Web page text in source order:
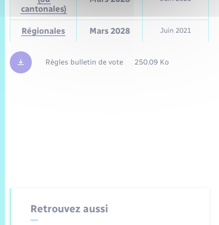
cantonales)
Régionales Mars 2028 Juin 2021
Règles bulletin de vote 250.09 Ko
Retrouvez aussi